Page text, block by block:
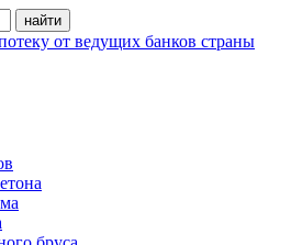
от ведущих банков страны